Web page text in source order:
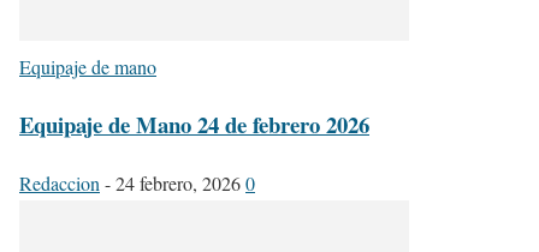
Equipaje de mano
Equipaje de Mano 24 de febrero 2026
Redaccion -24 febrero, 20260